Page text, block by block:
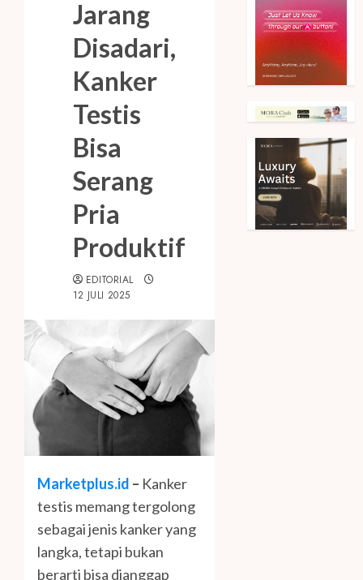
Jarang
Disadari,
Kanker
Testis
Bisa
Serang
Pria
Produktif
EDITORIAL
12 JULI 2025
Marketplus.id – Kanker
testis memang tergolong
sebagai jenis kanker yang
langka, tetapi bukan
berarti bisa dianggap